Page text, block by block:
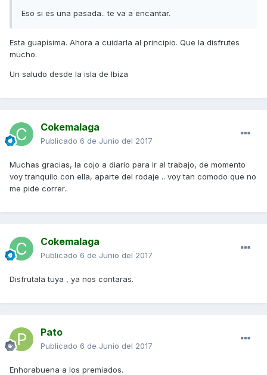
Eso si es una pasada.. te va a encantar.
Esta guapísima. Ahora a cuidarla al principio. Que la disfrutes
mucho.
Un saludo desde la isla de Ibiza
Cokemalaga
Publicado 6 de Junio del 2017
Muchas gracias, la cojo a diario para ir al trabajo, de momento
voy tranquilo con ella, aparte del rodaje .. voy tan comodo que no
me pide correr..
Cokemalaga
Publicado 6 de Junio del 2017
Disfrutala tuya , ya nos contaras.
Pato
Publicado 6 de Junio del 2017
Enhorabuena a los premiados.